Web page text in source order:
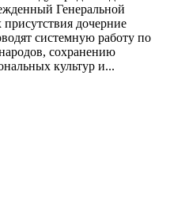
Генеральной
дочерние
системную работу по
сохранению
культур и...